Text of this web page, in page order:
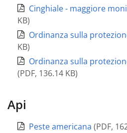
Cinghiale - maggiore
KB)
Ordinanza sulla
KB)
Ordinanza sulla
(PDF, 136.14 KB)
Api
Peste americana (PDF,